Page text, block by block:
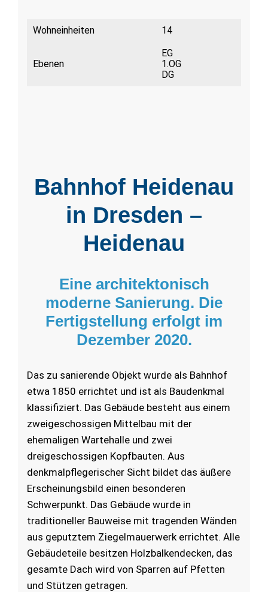
Wohneinheiten 14
Ebenen
EG
1.OG
DG
Bahnhof Heidenau
in Dresden –
Heidenau
Eine architektonisch
moderne Sanierung. Die
Fertigstellung erfolgt im
Dezember 2020.
Das zu sanierende Objekt wurde als Bahnhof
etwa 1850 errichtet und ist als Baudenkmal
klassifiziert. Das Gebäude besteht aus einem
zweigeschossigen Mittelbau mit der
ehemaligen Wartehalle und zwei
dreigeschossigen Kopfbauten. Aus
denkmalpflegerischer Sicht bildet das äußere
Erscheinungsbild einen besonderen
Schwerpunkt. Das Gebäude wurde in
traditioneller Bauweise mit tragenden Wänden
aus geputztem Ziegelmauerwerk errichtet. Alle
Gebäudeteile besitzen Holzbalkendecken, das
gesamte Dach wird von Sparren auf Pfetten
und Stützen getragen.